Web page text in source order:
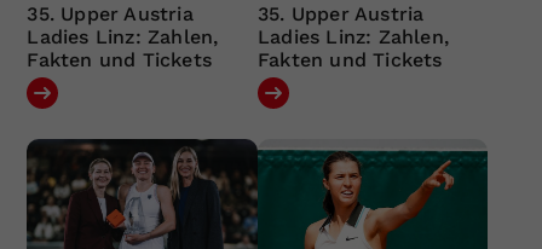
35. Upper Austria
Ladies Linz: Zahlen,
Fakten und Tickets
35. Upper Austria
Ladies Linz: Zahlen,
Fakten und Tickets